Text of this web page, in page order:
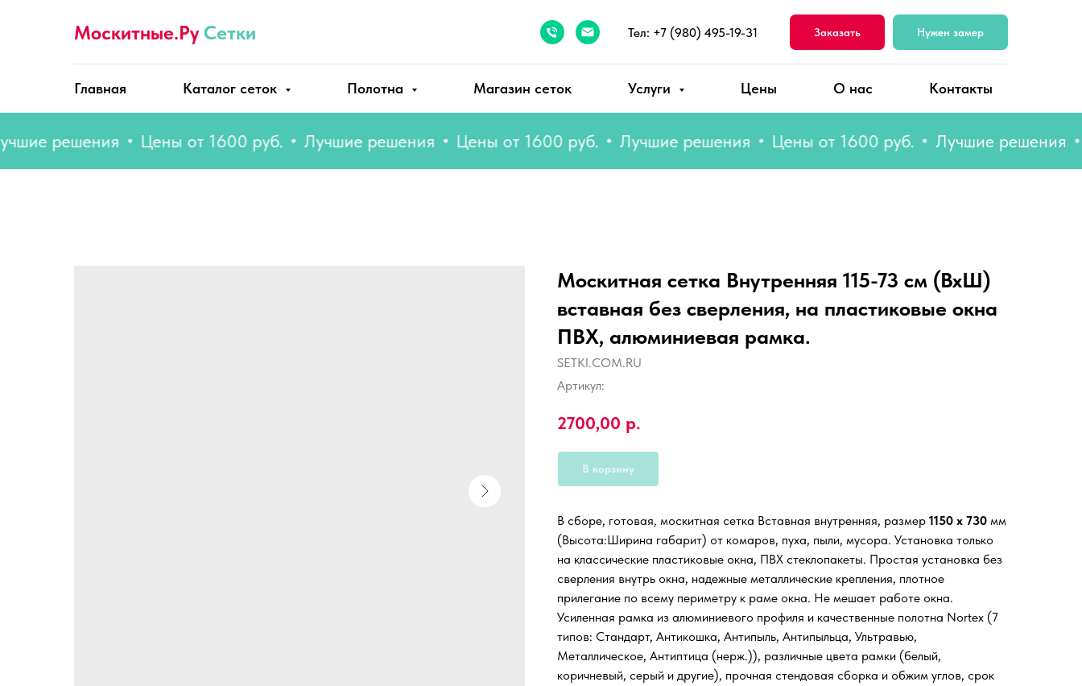
Москитные.Ру Сетки Тел: +7 (980) 495-19-31 Заказать Нужен замер
Главная Каталог сеток Полотна Магазин сеток Услуги Цены О нас Контакты
решения Цены от 1600 руб. Лучшие решения Цены от 1600 руб. Лучшие решения Цены от 1600 руб. Лучшие решения
Москитная сетка Внутренняя 115-73 см (ВхШ)
вставная без сверления, на пластиковые окна
ПВХ, алюминиевая рамка.
SETKI.COM.RU
Артикул:
2700,00 р.
В корзину
В сборе, готовая, москитная сетка Вставная внутренняя, размер 1150 х 730 мм
(Высота:Ширина габарит) от комаров, пуха, пыли, мусора. Установка только
на классические пластиковые окна, ПВХ стеклопакеты. Простая установка без
сверления внутрь окна, надежные металлические крепления, плотное
прилегание по всему периметру к раме окна. Не мешает работе окна.
Усиленная рамка из алюминиевого профиля и качественные полотна Nortex (7
типов: Стандарт, Антикошка, Антипыль, Антипыльца, Ультравью,
Металлическое, Антиптица (нерж.)), различные цвета рамки (белый,
коричневый, серый и другие), прочная стендовая сборка и обжим углов, срок